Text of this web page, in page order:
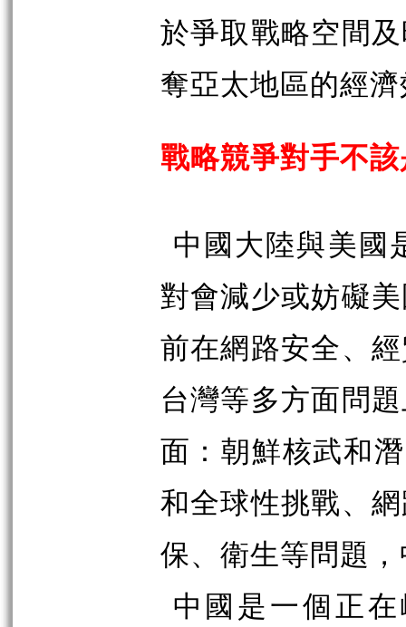
於爭取戰略空間
奪亞太地區的經
戰略競爭對手不
中國大陸與美國
對會減少或妨礙
前在網路安全、
台灣等多方面問
面：朝鮮核武和
和全球性挑戰、
保、衛生等問題
中國是一個正